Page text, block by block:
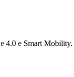
4.0 e Smart Mobility.